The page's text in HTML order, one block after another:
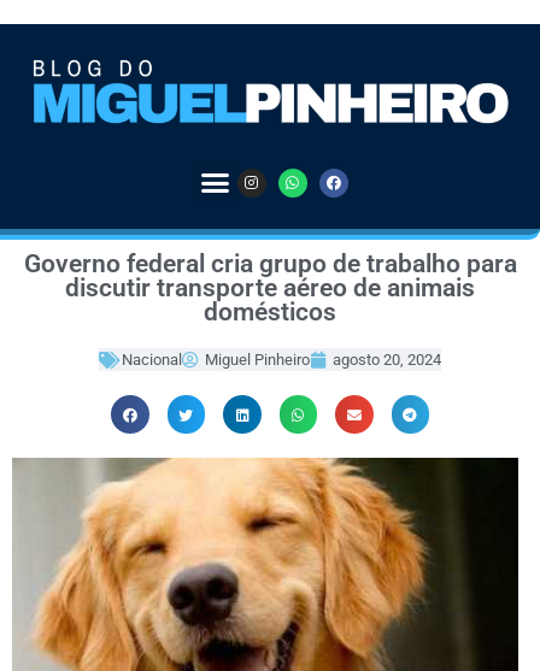
Governo federal cria grupo de trabalho para
discutir transporte aéreo de animais
domésticos
Nacional Miguel Pinheiro agosto 20, 2024